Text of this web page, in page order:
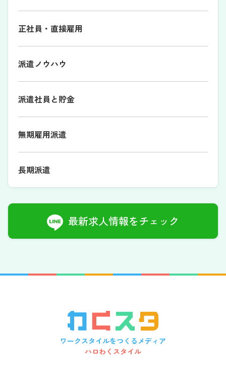
正社員・直接雇用
派遣ノウハウ
派遣社員と貯金
無期雇用派遣
長期派遣
最新求人情報をチェック
ワークスタイルをつくるメディア
ハロわくスタイル